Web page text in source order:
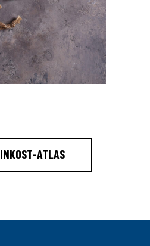
ATLAS